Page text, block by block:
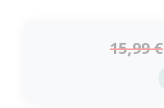
5
15,99€